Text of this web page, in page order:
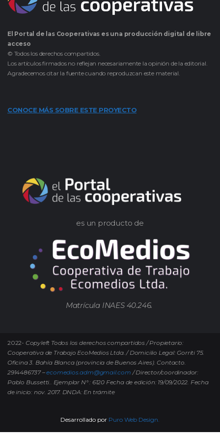
El Portal de las Cooperativas es una producción digital de libre
acceso
© Todos los derechos compartidos.
Los artículos firmados no reflejan necesariamente la opinión de la editorial.
Agradecemos citar la fuente cuando reproduzcan este material.
CONOCE MÁS SOBRE ESTE PROYECTO
es un producto de
Matrícula INAES 40.246.
2022- Copyleft Todos los derechos compartidos / Propietario:
Cooperativa de Trabajo EcoMedios Ltda. / Domicilio Legal: Gorriti 75.
Oficina 3. Bahía Blanca (provincia de Buenos Aires). Contacto.
2914486737 –ecomedios.adm@gmail.com / Director/coordinador:
Pablo Bussetti.. Ejemplar N° : 6120 Fecha de edición: 19/09/2022. Fecha
de inicio: nov. 2017. DNDA: En trámite
Desarrollado por Puro Web Design.